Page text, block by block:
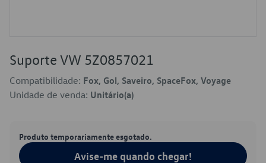
Suporte VW 5Z0857021
Compatibilidade: Fox, Gol, Saveiro, SpaceFox, Voyage
Unidade de venda: Unitário(a)
Produto temporariamente esgotado.
Avise-me quando chegar!